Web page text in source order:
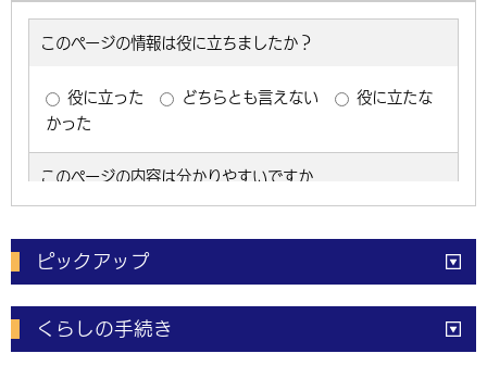
ピックアップ
電子申請 窓口の混雑状況
体育施設予約状況 ご意見・ご要望
くらしの手続き